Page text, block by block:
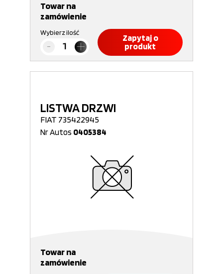
Towar na
zamówienie
Wybierz ilość
Zapytaj o
produkt
LISTWA DRZWI
FIAT 735422945
Nr Autos 0405384
Towar na
zamówienie